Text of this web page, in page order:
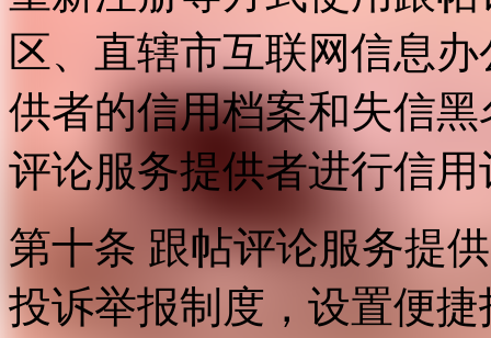
区、直辖市互联网信息
供者的信用档案和失信
评论服务提供者进行信用
第十条 跟帖评论服务提
投诉举报制度，设置便